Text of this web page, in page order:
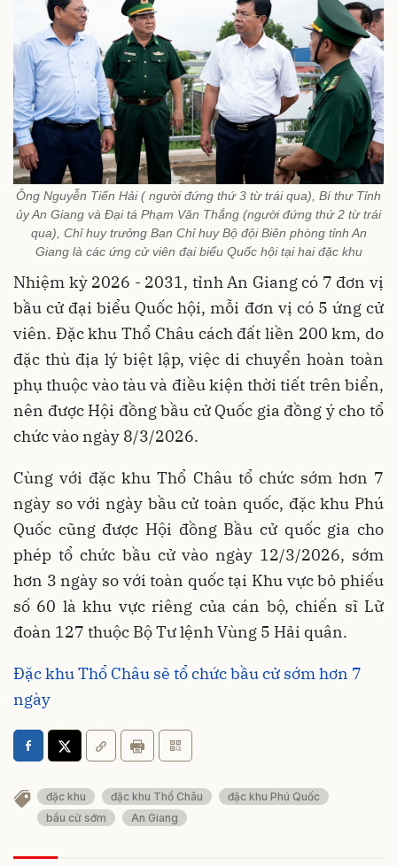
Ông Nguyễn Tiến Hải ( người đứng thứ 3 từ trái qua), Bí thư Tỉnh
ủy An Giang và Đại tá Phạm Văn Thắng (người đứng thứ 2 từ trái
qua), Chỉ huy trưởng Ban Chỉ huy Bộ đội Biên phòng tỉnh An
Giang là các ứng cử viên đại biểu Quốc hội tại hai đặc khu
Nhiệm kỳ 2026 - 2031, tỉnh An Giang có 7 đơn vị
bầu cử đại biểu Quốc hội, mỗi đơn vị có 5 ứng cử
viên. Đặc khu Thổ Châu cách đất liền 200 km, do
đặc thù địa lý biệt lập, việc di chuyển hoàn toàn
phụ thuộc vào tàu và điều kiện thời tiết trên biển,
nên được Hội đồng bầu cử Quốc gia đồng ý cho tổ
chức vào ngày 8/3/2026.
Cùng với đặc khu Thổ Châu tổ chức sớm hơn 7
ngày so với ngày bầu cử toàn quốc, đặc khu Phú
Quốc cũng được Hội đồng Bầu cử quốc gia cho
phép tổ chức bầu cử vào ngày 12/3/2026, sớm
hơn 3 ngày so với toàn quốc tại Khu vực bỏ phiếu
số 60 là khu vực riêng của cán bộ, chiến sĩ Lữ
đoàn 127 thuộc Bộ Tư lệnh Vùng 5 Hải quân.
Đặc khu Thổ Châu sẽ tổ chức bầu cử sớm hơn 7
ngày
đặc khu đặc khu Thổ Châu
đặc khu Phú Quốc
bầu cử sớm
An Giang